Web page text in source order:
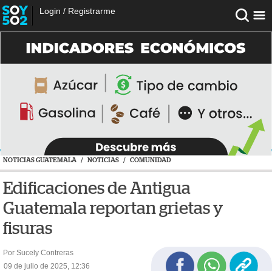
Login / Registrarme
NOTICIAS GUATEMALA / NOTICIAS / COMUNIDAD
Edificaciones de Antigua
Guatemala reportan grietas y
fisuras
Por Sucely Contreras
09 de julio de 2025, 12:36